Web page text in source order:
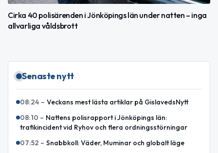
Cirka 40 polisärenden i Jönköpings län under natten – inga
allvarliga våldsbrott
Senaste nytt
08:24 – Veckans mest lästa artiklar på GislavedsNytt
08:10 – Nattens polisrapport i Jönköpings län:
trafikincident vid Ryhov och flera ordningsstörningar
07:52 – Snabbkoll: Väder, Muminar och globalt läge